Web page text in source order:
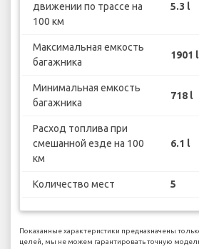
движении по трассе на
100 км
5.3 l
Максимальная емкость
багажника
1901 l
Минимальная емкость
багажника
718 l
Расход топлива при
смешанной езде на 100
км
6.1 l
Количество мест 5
Показанные характеристики предназначены
целей, мы не можем гарантировать точную